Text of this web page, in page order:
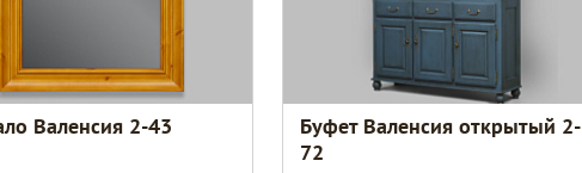
Валенсия 2-43
Буфет Валенсия открытый 2-
72